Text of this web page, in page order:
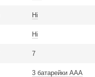
Ні
Ні
7
3 батарейки ААА